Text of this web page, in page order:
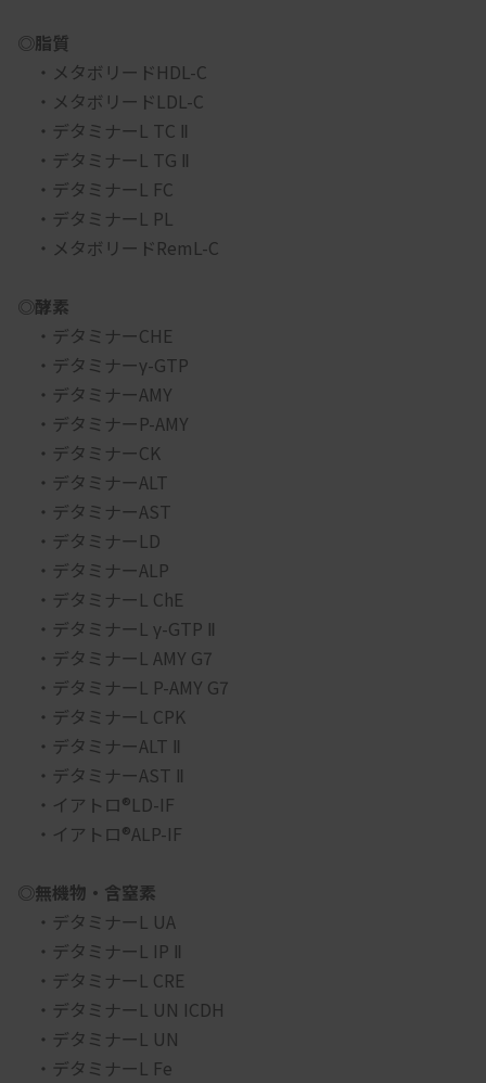
◎脂質
・メタボリードHDL-C
・メタボリードLDL-C
・デタミナーL TC Ⅱ
・デタミナーL TG Ⅱ
・デタミナーL FC
・デタミナーL PL
・メタボリードRemL-C
◎酵素
・デタミナーCHE
・デタミナーγ-GTP
・デタミナーAMY
・デタミナーP-AMY
・デタミナーCK
・デタミナーALT
・デタミナーAST
・デタミナーLD
・デタミナーALP
・デタミナーL ChE
・デタミナーL γ-GTP Ⅱ
・デタミナーL AMY G7
・デタミナーL P-AMY G7
・デタミナーL CPK
・デタミナーALT Ⅱ
・デタミナーAST Ⅱ
・イアトロ®LD-IF
・イアトロ®ALP-IF
◎無機物・含窒素
・デタミナーL UA
・デタミナーL IP Ⅱ
・デタミナーL CRE
・デタミナーL UN ICDH
・デタミナーL UN
・デタミナーL Fe